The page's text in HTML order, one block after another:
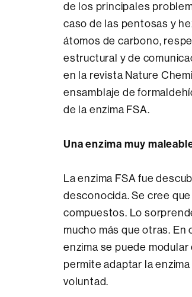
de los principales
caso de las pentosas y
átomos de carbono,
estructural y de
en la revista Nature
ensamblaje de
de la enzima FSA.
Una enzima muy
La enzima FSA fue
desconocida. Se cree
compuestos. Lo
mucho más que otras.
enzima se puede
permite adaptar la
voluntad.